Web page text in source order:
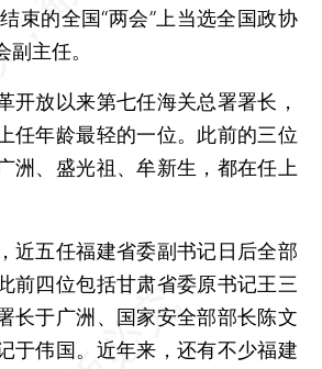
束的全国“两会”上当选全国政协
主任。
放以来第七任海关总署署长，
任年龄最轻的一位。此前的三位
洲、盛光祖、牟新生，都在任上
五任福建省委副书记日后全部
前四位包括甘肃省委原书记王三
长于广洲、国家安全部部长陈文
于伟国。近年来，还有不少福建